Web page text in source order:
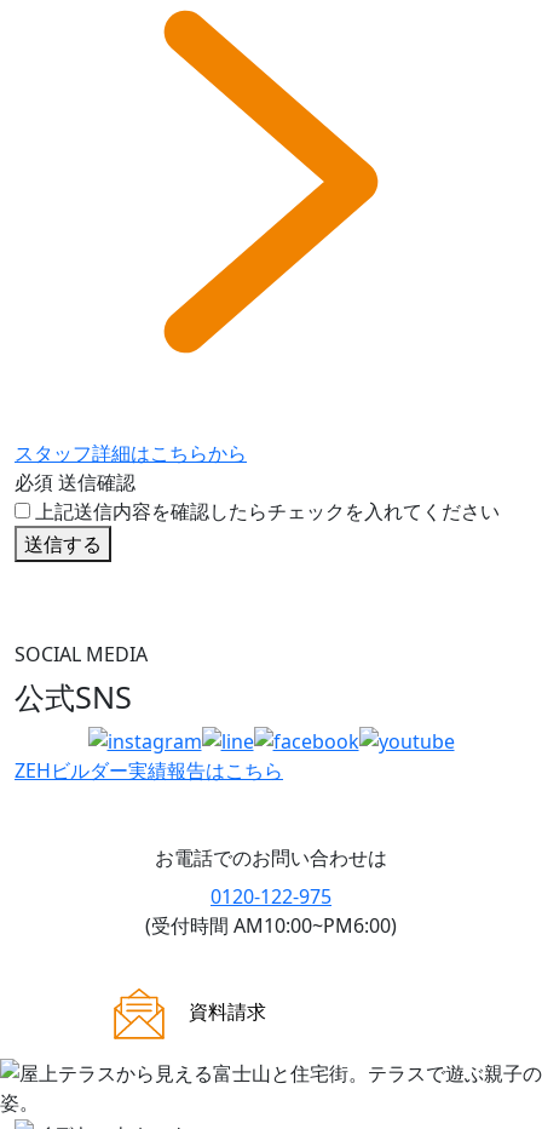
スタッフ詳細はこちらから
必須送信確認
上記送信内容を確認したらチェックを入れてください
送信する
SOCIAL MEDIA
公式SNS
ZEHビルダー実績報告はこちら
お電話でのお問い合わせは
0120-122-975
(受付時間 AM10:00~PM6:00)
資料請求